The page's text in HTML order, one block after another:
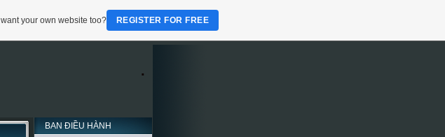
.
BAN ĐIỀU HÀNH
your own website too? REGISTER FOR FREE